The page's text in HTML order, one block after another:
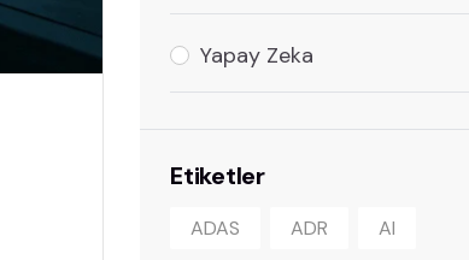
Yapay Zeka
Etiketler
ADAS ADR AI